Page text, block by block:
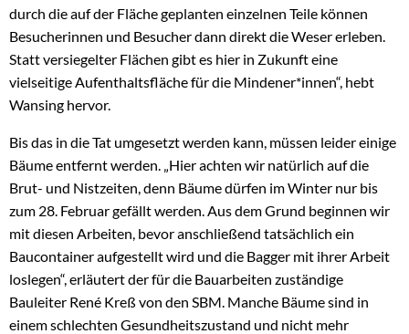
durch die auf der Fläche geplanten einzelnen Teile können
Besucherinnen und Besucher dann direkt die Weser erleben.
Statt versiegelter Flächen gibt es hier in Zukunft eine
vielseitige Aufenthaltsfläche für die Mindener*innen“, hebt
Wansing hervor.
Bis das in die Tat umgesetzt werden kann, müssen leider einige
Bäume entfernt werden. „Hier achten wir natürlich auf die
Brut- und Nistzeiten, denn Bäume dürfen im Winter nur bis
zum 28. Februar gefällt werden. Aus dem Grund beginnen wir
mit diesen Arbeiten, bevor anschließend tatsächlich ein
Baucontainer aufgestellt wird und die Bagger mit ihrer Arbeit
loslegen“, erläutert der für die Bauarbeiten zuständige
Bauleiter René Kreß von den SBM. Manche Bäume sind in
einem schlechten Gesundheitszustand und nicht mehr